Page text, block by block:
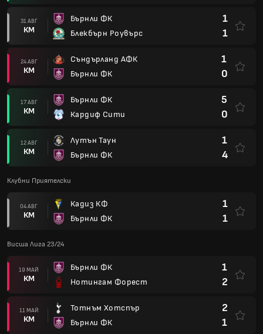
31 АВГ
КМ
Бърнли ФК
Блекбърн Роувърс
1
1
24 АВГ
КМ
Съндърланд АФК
Бърнли ФК
1
0
17 АВГ
КМ
Бърнли ФК
Кардиф Сити
5
0
12 АВГ
КМ
Лутън Таун
Бърнли ФК
1
4
Клубни Приятелски
04 АВГ
КМ
Кадиз КФ
Бърнли ФК
1
1
Висша Лига 23/24
19 МАЙ
КМ
Бърнли ФК
Нотингам Форест
1
2
11 МАЙ
КМ
Тотнъм Хотспър
Бърнли ФК
2
1